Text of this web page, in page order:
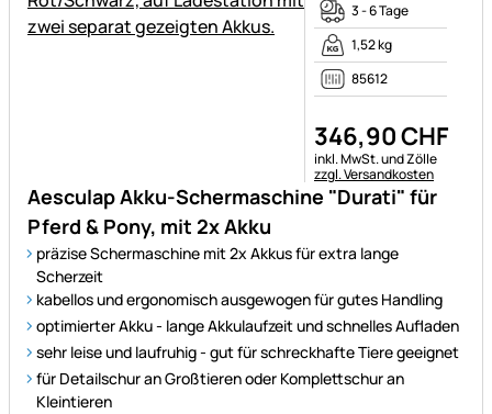
Aesculap Akku-Schermaschine "Durati" für
Pferd & Pony, mit 2x Akku
präzise Schermaschine mit 2x Akkus für extra lange
Scherzeit
kabellos und ergonomisch ausgewogen für gutes Handling
optimierter Akku - lange Akkulaufzeit und schnelles Aufladen
sehr leise und laufruhig - gut für schreckhafte Tiere geeignet
für Detailschur an Großtieren oder Komplettschur an
Kleintieren
3 - 6 Tage
1,52 kg
85612
346,90CHF
Steuerhinweis:
inkl. MwSt. und Zölle
zzgl. Versandkosten